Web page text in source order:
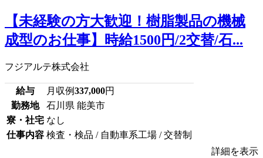
【未経験の方大歓迎！樹脂製品の機械
成型のお仕事】時給1500円/2交替/石...
フジアルテ株式会社
給与 月収例337,000円
勤務地
石川県 能美市
寮・社宅 なし
仕事内容 検査・検品 / 自動車系工場 / 交替制
詳細を表示